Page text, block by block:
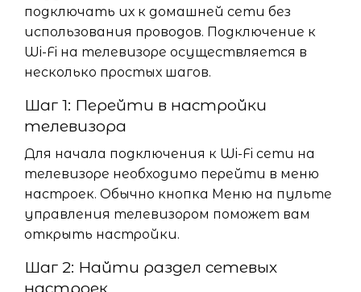
подключать их к домашней сети без
использования проводов. Подключение к
Wi-Fi на телевизоре осуществляется в
несколько простых шагов.
Шаг 1: Перейти в настройки
телевизора
Для начала подключения к Wi-Fi сети на
телевизоре необходимо перейти в меню
настроек. Обычно кнопка Меню на пульте
управления телевизором поможет вам
открыть настройки.
Шаг 2: Найти раздел сетевых